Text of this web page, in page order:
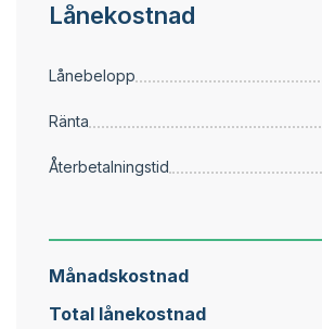
Lånekostnad
Lånebelopp
Ränta
Återbetalningstid
Månadskostnad
Total lånekostnad